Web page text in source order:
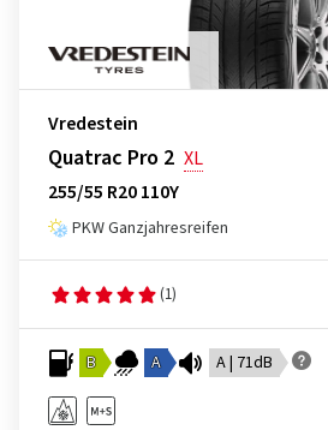
Vredestein
Quatrac Pro 2 XL
255/55 R20 110Y
PKW Ganzjahresreifen
(1)
B A A | 71dB